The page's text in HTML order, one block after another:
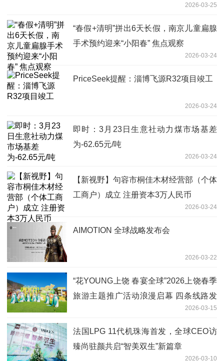
2026-03-25
“春假+清明”拼出6天长假，南京儿童扁腺
手术预约迎来“小阳春” 焦点观察
2026-03-24
PriceSeek提醒：淄博飞源R32项目竣工
2026-03-24
即时：3月23日生意社动力煤市场基差
为-62.65元/吨
2026-03-24
【新视野】句容市桐佳木材经营部（个体
工商户）成立 注册资本3万人民币
2026-03-24
AIMOTION 全球战略发布会
2026-03-22
“花YOUNG上饶 春宴全球”2026上饶春季
旅游主题推广活动浪漫启幕 四条线路发
2026-03-15
法国LPG 11代机珠海首发，全球CEO访
臻尚驻颜共启“智美双生”新篇章
2026-03-10